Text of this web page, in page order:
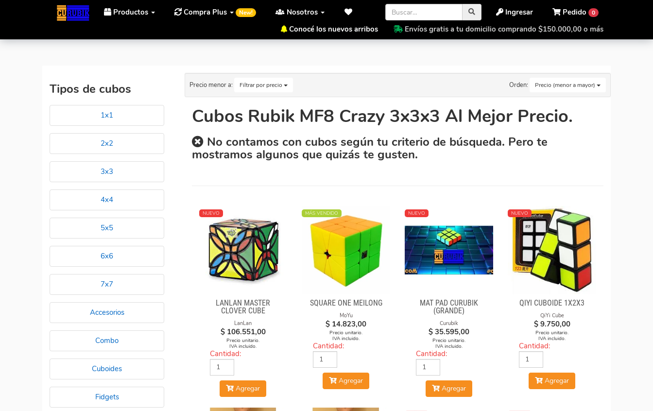
Productos Compra Plus New! Nosotros Pedido 0
Ingresar
Conocé los nuevos arribos
Envíos gratis a tu domicilio comprando $150.000,00 o más
Tipos de cubos
1x1
2x2
3x3
4x4
5x5
6x6
7x7
Accesorios
Combo
Cuboides
Fidgets
Precio menor a: Filtrar por precio Orden: Precio (menor a mayor)
Cubos Rubik MF8 Crazy 3x3x3 Al Mejor Precio.
No contamos con cubos según tu criterio de búsqueda. Pero te
mostramos algunos que quizás te gusten.
NUEVO
LANLAN MASTER
CLOVER CUBE
LanLan
$ 106.551,00
Precio unitario.
IVA incluido.
Cantidad:
Agregar
MÁS VENDIDO
SQUARE ONE MEILONG
MoYu
$ 14.823,00
Precio unitario.
IVA incluido.
Cantidad:
Agregar
NUEVO
MAT PAD CURUBIK
(GRANDE)
Curubik
$ 35.595,00
Precio unitario.
IVA incluido.
Cantidad:
Agregar
NUEVO
QIYI CUBOIDE 1X2X3
QiYi Cube
$ 9.750,00
Precio unitario.
IVA incluido.
Cantidad:
Agregar